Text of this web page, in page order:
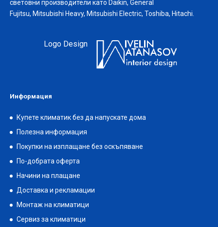
световни производители като Daikin, General
Fujitsu, Mitsubishi Heavy, Mitsubishi Electric, Toshiba, Hitachi.
Logo Design
Информация
Купете климатик без да напускате дома
Полезна информация
Покупки на изплащане без оскъпяване
По-добрата оферта
Начини на плащане
Доставка и рекламации
Монтаж на климатици
Сервиз за климатици